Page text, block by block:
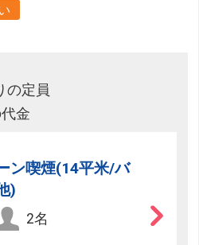
の定員
金
ン喫煙(14平米/バ
)
2名